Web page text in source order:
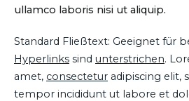
ullamco laboris nisi ut aliquip.
Standard Fließtext: Geeignet für
Hyperlinks sind unterstrichen.
amet, consectetur adipiscing elit,
tempor incididunt ut labore et